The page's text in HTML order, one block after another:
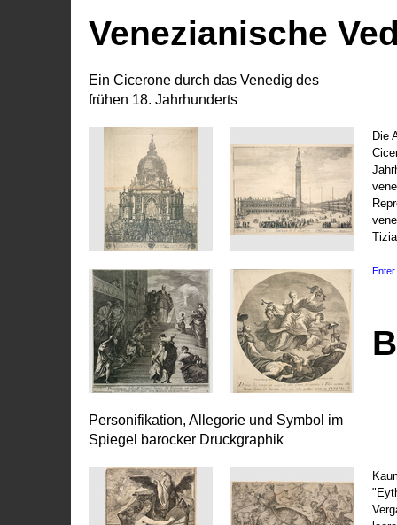
Venezianische
Ein Cicerone durch das Venedig des
frühen 18. Jahrhunderts
Die
Enter
Personifikation, Allegorie und Symbol im
Spiegel barocker Druckgraphik